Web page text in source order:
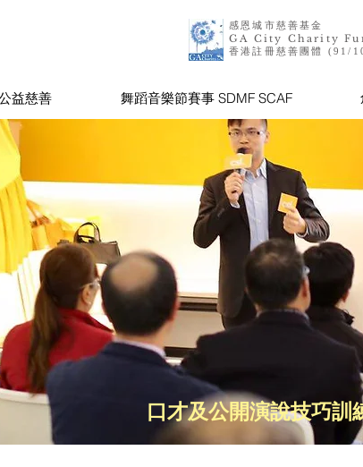
感恩城市慈善基金
GA City Charity
香港註冊慈善團體 (91/
益慈善 舞蹈音樂節賽事 SDMF SCAF
DiSC ® 心理行為測評、企業團隊
權威性Wiley
靠團隊 小成功靠個人 "
口才及公開演說技巧訓